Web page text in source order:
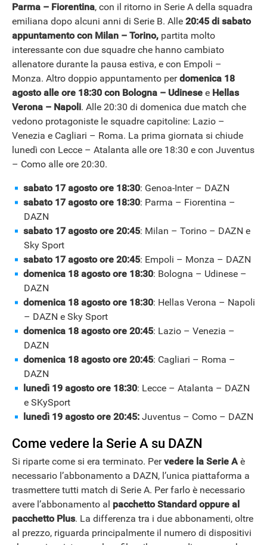
APPLE
Parma – Fiorentina, con il ritorno in Serie A della squadra
emiliana dopo alcuni anni di Serie B. Alle 20:45 di sabato
appuntamento con Milan – Torino, partita molto
interessante con due squadre che hanno cambiato
allenatore durante la pausa estiva, e con Empoli –
Monza. Altro doppio appuntamento perdomenica 18
agosto alle ore 18:30 con Bologna – Udinese e Hellas
Verona – Napoli. Alle 20:30 di domenica due match che
vedono protagoniste le squadre capitoline: Lazio –
Venezia e Cagliari – Roma. La prima giornata si chiude
lunedì con Lecce – Atalanta alle ore 18:30 e con Juventus
– Como alle ore 20:30.
sabato 17 agosto ore 18:30: Genoa-Inter – DAZN
sabato 17 agosto ore 18:30: Parma – Fiorentina –
DAZN
sabato 17 agosto ore 20:45: Milan – Torino – DAZN e
Sky Sport
sabato 17 agosto ore 20:45: Empoli – Monza – DAZN
domenica 18 agosto ore 18:30: Bologna – Udinese –
DAZN
domenica 18 agosto ore 18:30: Hellas Verona – Napoli
– DAZN e Sky Sport
domenica 18 agosto ore 20:45: Lazio – Venezia –
DAZN
domenica 18 agosto ore 20:45: Cagliari – Roma –
DAZN
lunedì 19 agosto ore 18:30: Lecce – Atalanta – DAZN
e SKySport
lunedì 19 agosto ore 20:45: Juventus – Como – DAZN
Come vedere la Serie A su DAZN
Si riparte come si era terminato. Pervedere la Serie Aè
necessario l’abbonamento a DAZN, l’unica piattaforma a
trasmettere tutti match di Serie A. Per farlo è necessario
avere l’abbonamento al pacchetto Standard oppure al
pacchetto Plus. La differenza tra i due abbonamenti, oltre
al prezzo, riguarda principalmente il numero di dispositivi